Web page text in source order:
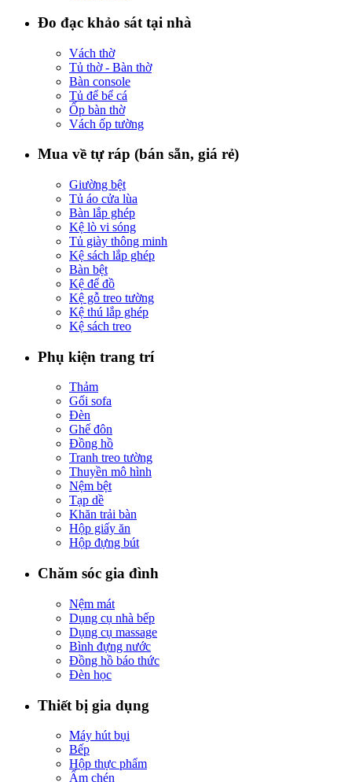
Đo đạc khảo sát tại nhà
Vách thờ
Tủ thờ - Bàn thờ
Bàn console
Tủ để bể cá
Ốp bàn thờ
Vách ốp tường
Mua về tự ráp (bán sẵn, giá rẻ)
Giường bệt
Tủ áo cửa lùa
Bàn lắp ghép
Kệ lò vi sóng
Tủ giày thông minh
Kệ sách lắp ghép
Bàn bệt
Kệ để đồ
Kệ gỗ treo tường
Kệ thú lắp ghép
Kệ sách treo
Phụ kiện trang trí
Thảm
Gối sofa
Đèn
Ghế đôn
Đồng hồ
Tranh treo tường
Thuyền mô hình
Nệm bệt
Tạp dề
Khăn trải bàn
Hộp giấy ăn
Hộp đựng bút
Chăm sóc gia đình
Nệm mát
Dụng cụ nhà bếp
Dụng cụ massage
Bình đựng nước
Đồng hồ báo thức
Đèn học
Thiết bị gia dụng
Máy hút bụi
Bếp
Hộp thực phẩm
Ấm chén